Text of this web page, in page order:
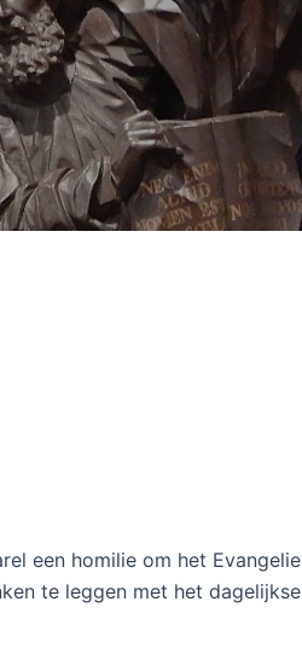
een homilie om het Evangelie
te leggen met het dagelijkse